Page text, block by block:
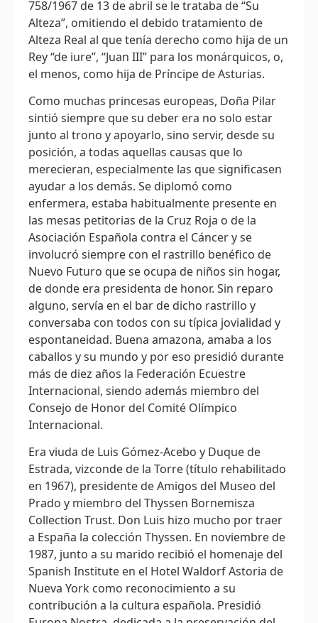
758/1967 de 13 de abril se le trataba de “Su
Alteza”, omitiendo el debido tratamiento de
Alteza Real al que tenía derecho como hija de un
Rey “de iure”, “Juan III” para los monárquicos, o,
el menos, como hija de Príncipe de Asturias.
Como muchas princesas europeas, Doña Pilar
sintió siempre que su deber era no solo estar
junto al trono y apoyarlo, sino servir, desde su
posición, a todas aquellas causas que lo
merecieran, especialmente las que significasen
ayudar a los demás. Se diplomó como
enfermera, estaba habitualmente presente en
las mesas petitorias de la Cruz Roja o de la
Asociación Española contra el Cáncer y se
involucró siempre con el rastrillo benéfico de
Nuevo Futuro que se ocupa de niños sin hogar,
de donde era presidenta de honor. Sin reparo
alguno, servía en el bar de dicho rastrillo y
conversaba con todos con su típica jovialidad y
espontaneidad. Buena amazona, amaba a los
caballos y su mundo y por eso presidió durante
más de diez años la Federación Ecuestre
Internacional, siendo además miembro del
Consejo de Honor del Comité Olímpico
Internacional.
Era viuda de Luis Gómez-Acebo y Duque de
Estrada, vizconde de la Torre (título rehabilitado
en 1967), presidente de Amigos del Museo del
Prado y miembro del Thyssen Bornemisza
Collection Trust. Don Luis hizo mucho por traer
a España la colección Thyssen. En noviembre de
1987, junto a su marido recibió el homenaje del
Spanish Institute en el Hotel Waldorf Astoria de
Nueva York como reconocimiento a su
contribución a la cultura española. Presidió